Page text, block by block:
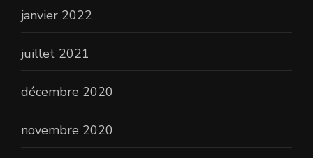
janvier 2022
juillet 2021
décembre 2020
novembre 2020